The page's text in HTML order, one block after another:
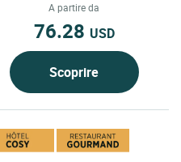
A partire da
76.28 USD
Scoprire